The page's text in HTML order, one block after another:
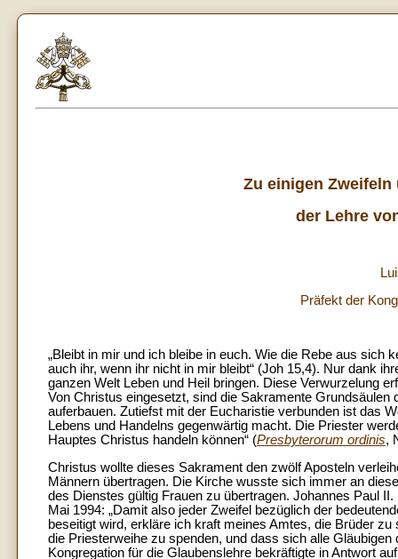
Zu einigen
der Lehre
Präfekt der
„Bleibt in mir und ich bleibe in euch. Wie die Rebe aus sich
auch ihr, wenn ihr nicht in mir bleibt“ (Joh 15,4). Nur dank
ganzen Welt Leben und Heil bringen. Diese Verwurzelung
Von Christus eingesetzt, sind die Sakramente
auferbauen. Zutiefst mit der Eucharistie verbunden ist das
Lebens und Handelns gegenwärtig macht. Die Priester
Hauptes Christus handeln können“ (Presbyterorum ordinis,
Christus wollte dieses Sakrament den zwölf Aposteln
Männern übertragen. Die Kirche wusste sich immer an
des Dienstes gültig Frauen zu übertragen. Johannes Paul
Mai 1994: „Damit also jeder Zweifel bezüglich der
beseitigt wird, erkläre ich kraft meines Amtes, die Brüder
die Priesterweihe zu spenden, und dass sich alle
Kongregation für die Glaubenslehre bekräftigte in Antwort